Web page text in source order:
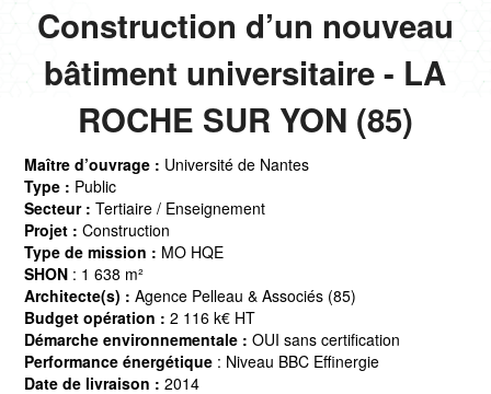
Construction d’un nouveau
bâtiment universitaire - LA
ROCHE SUR YON (85)
Maître d’ouvrage : Université de Nantes
Type : Public
Secteur : Tertiaire / Enseignement
Projet : Construction
Type de mission : MO HQE
SHON : 1 638 m²
Architecte(s) : Agence Pelleau & Associés (85)
Budget opération : 2 116 k€ HT
Démarche environnementale : OUI sans certification
Performance énergétique : Niveau BBC Effinergie
Date de livraison : 2014